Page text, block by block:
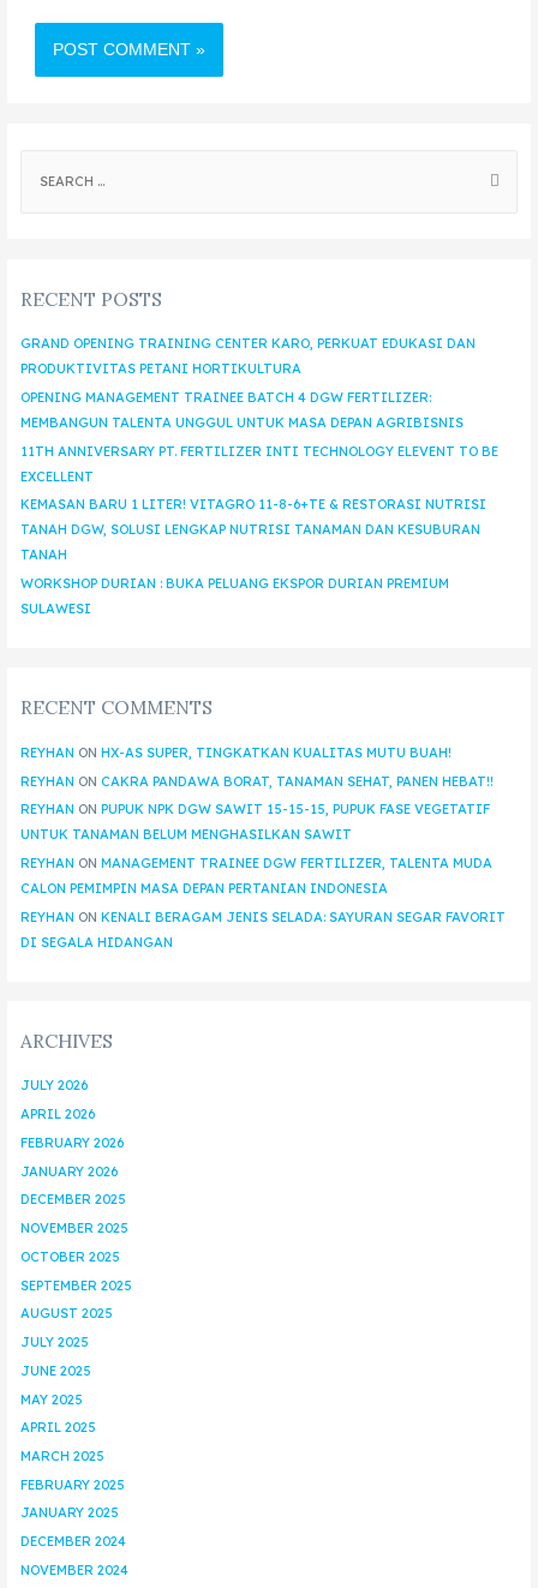
RECENT POSTS
GRAND OPENING TRAINING CENTER KARO, PERKUAT EDUKASI DAN
PRODUKTIVITAS PETANI HORTIKULTURA
OPENING MANAGEMENT TRAINEE BATCH 4 DGW FERTILIZER:
MEMBANGUN TALENTA UNGGUL UNTUK MASA DEPAN AGRIBISNIS
11TH ANNIVERSARY PT. FERTILIZER INTI TECHNOLOGY ELEVENT TO BE
EXCELLENT
KEMASAN BARU 1 LITER! VITAGRO 11-8-6+TE & RESTORASI NUTRISI
TANAH DGW, SOLUSI LENGKAP NUTRISI TANAMAN DAN KESUBURAN
TANAH
WORKSHOP DURIAN : BUKA PELUANG EKSPOR DURIAN PREMIUM
SULAWESI
RECENT COMMENTS
REYHAN ON HX-AS SUPER, TINGKATKAN KUALITAS MUTU BUAH!
REYHAN ON CAKRA PANDAWA BORAT, TANAMAN SEHAT, PANEN HEBAT!!
REYHAN ON PUPUK NPK DGW SAWIT 15-15-15, PUPUK FASE VEGETATIF
UNTUK TANAMAN BELUM MENGHASILKAN SAWIT
REYHAN ON MANAGEMENT TRAINEE DGW FERTILIZER, TALENTA MUDA
CALON PEMIMPIN MASA DEPAN PERTANIAN INDONESIA
REYHAN ON KENALI BERAGAM JENIS SELADA: SAYURAN SEGAR FAVORIT
DI SEGALA HIDANGAN
ARCHIVES
JULY 2026
APRIL 2026
FEBRUARY 2026
JANUARY 2026
DECEMBER 2025
NOVEMBER 2025
OCTOBER 2025
SEPTEMBER 2025
AUGUST 2025
JULY 2025
JUNE 2025
MAY 2025
APRIL 2025
MARCH 2025
FEBRUARY 2025
JANUARY 2025
DECEMBER 2024
NOVEMBER 2024